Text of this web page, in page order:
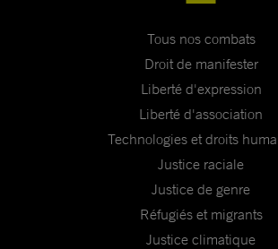
Tous nos combats
Droit de manifester
Liberté d'expression
Liberté d'association
Technologies et droits
Justice raciale
Justice de genre
Réfugiés et migrants
Justice climatique